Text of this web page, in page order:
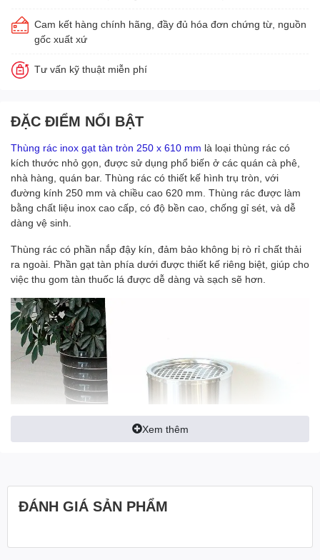
Cam kết hàng chính hãng, đầy đủ hóa đơn chứng từ, nguồn
gốc xuất xứ
Tư vấn kỹ thuật miễn phí
ĐẶC ĐIỂM NỔI BẬT
Thùng rác inox gạt tàn tròn 250 x 610 mm là loại thùng rác có
kích thước nhỏ gọn, được sử dụng phổ biến ở các quán cà phê,
nhà hàng, quán bar. Thùng rác có thiết kế hình trụ tròn, với
đường kính 250 mm và chiều cao 620 mm. Thùng rác được làm
bằng chất liệu inox cao cấp, có độ bền cao, chống gỉ sét, và dễ
dàng vệ sinh.
Thùng rác có phần nắp đậy kín, đảm bảo không bị rò rỉ chất thải
ra ngoài. Phần gạt tàn phía dưới được thiết kế riêng biệt, giúp cho
việc thu gom tàn thuốc lá được dễ dàng và sạch sẽ hơn.
Xem thêm
ĐÁNH GIÁ SẢN PHẨM